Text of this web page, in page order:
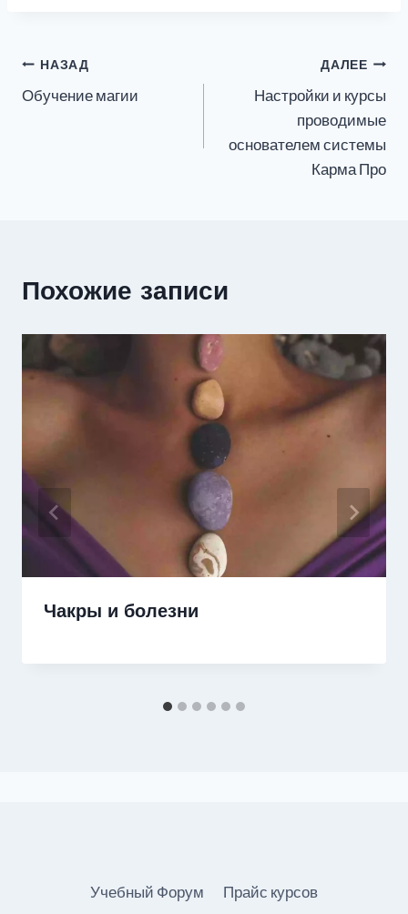
Навигация
по
НАЗАД
Обучение магии
ДАЛЕЕ
Настройки и курсы
проводимые
основателем системы
Карма Про
Похожие записи
Чакры и болезни
Учебный Форум Прайс курсов